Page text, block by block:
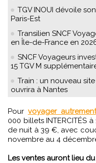
TGV INOUI dévoile
Paris-Est
Transilien SNCF
en Île-de-France en
SNCF Voyageurs
15 TGV M
Train : un nouveau
ouvrira à Nantes
Pour voyager autrement
000 billets INTERCITÉS
de nuit à 39 €, avec
novembre au 4
Les ventes auront lieu